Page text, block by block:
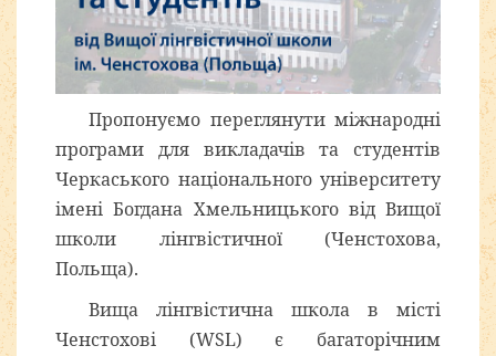
Пропонуємо переглянути міжнародні
програми для викладачів та студентів
Черкаського національного університету
імені Богдана Хмельницького від Вищої
школи лінгвістичної (Ченстохова,
Польща).
Вища лінгвістична школа в місті
Ченстохові (WSL) є багаторічним